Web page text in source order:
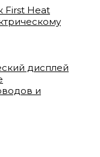
First Heat
дисплей
и